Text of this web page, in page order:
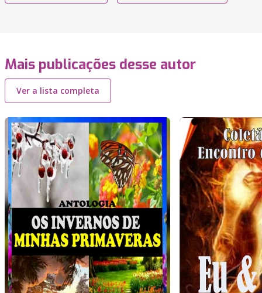
Mais publicações desse autor
Ver a lista completa